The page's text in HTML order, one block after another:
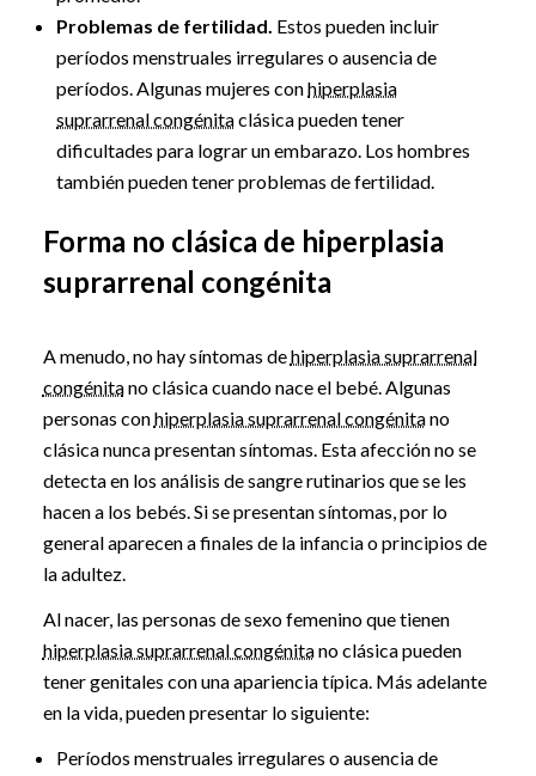
Problemas de fertilidad. Estos pueden incluir
períodos menstruales irregulares o ausencia de
períodos. Algunas mujeres conhiperplasia
suprarrenal congénitaclásica pueden tener
dificultades para lograr un embarazo. Los hombres
también pueden tener problemas de fertilidad.
Forma no clásica de hiperplasia
suprarrenal congénita
A menudo, no hay síntomas dehiperplasia suprarrenal
congénitano clásica cuando nace el bebé. Algunas
personas conhiperplasia suprarrenal congénitano
clásica nunca presentan síntomas. Esta afección no se
detecta en los análisis de sangre rutinarios que se les
hacen a los bebés. Si se presentan síntomas, por lo
general aparecen a finales de la infancia o principios de
la adultez.
Al nacer, las personas de sexo femenino que tienen
hiperplasia suprarrenal congénitano clásica pueden
tener genitales con una apariencia típica. Más adelante
en la vida, pueden presentar lo siguiente:
Períodos menstruales irregulares o ausencia de